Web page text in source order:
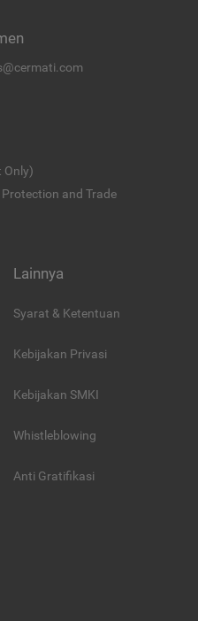
Only)
and Trade
Lainnya
Syarat & Ketentuan
Kebijakan Privasi
Kebijakan SMKI
Whistleblowing
Anti Gratifikasi